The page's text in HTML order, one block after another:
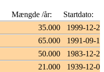
Mængde /år:
Startdato:
35.000
1999-12-29
65.000
1991-09-11
50.000
1983-12-23
21.000 1939-12-04